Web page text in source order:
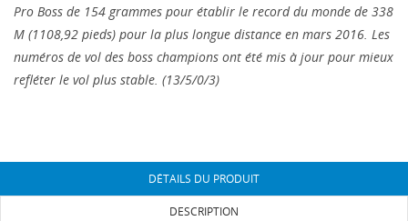
Pro Boss de 154 grammes pour établir le record du monde de 338
M (1108,92 pieds) pour la plus longue distance en mars 2016. Les
numéros de vol des boss champions ont été mis à jour pour mieux
refléter le vol plus stable. (13/5/0/3)
DÉTAILS DU PRODUIT
DESCRIPTION
add_circle_outline
CRÉER UNE LISTE D'ENVIES
CONNEXION
Annuler